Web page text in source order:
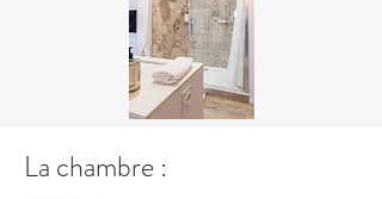
La chambre :